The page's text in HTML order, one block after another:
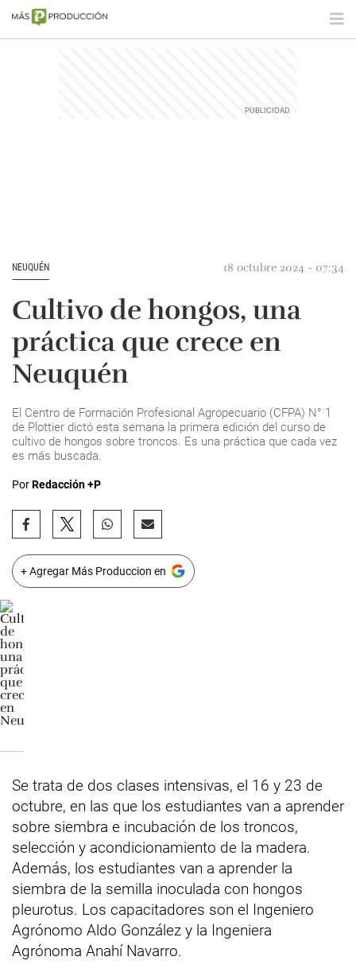
NEUQUÉN 18 octubre 2024 - 07:34
Cultivo de hongos, una
práctica que crece en
Neuquén
El Centro de Formación Profesional Agropecuario (CFPA) N° 1
de Plottier dictó esta semana la primera edición del curso de
cultivo de hongos sobre troncos. Es una práctica que cada vez
es más buscada.
PorRedacción +P
+ Agregar Más Produccion en
Se trata de dos clases intensivas, el 16 y 23 de
octubre, en las que los estudiantes van a aprender
sobre siembra e incubación de los troncos,
selección y acondicionamiento de la madera.
Además, los estudiantes van a aprender la
siembra de la semilla inoculada con hongos
pleurotus. Los capacitadores son el Ingeniero
Agrónomo Aldo González y la Ingeniera
Agrónoma Anahí Navarro.